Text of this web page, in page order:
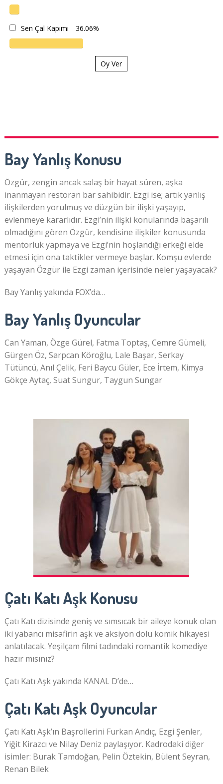
Sen Çal Kapımı 36.06%
Oy Ver
Bay Yanlış Konusu
Özgür, zengin ancak salaş bir hayat süren, aşka
inanmayan restoran bar sahibidir. Ezgi ise; artık yanlış
ilişkilerden yorulmuş ve düzgün bir ilişki yaşayıp,
evlenmeye kararlıdır. Ezgi’nin ilişki konularında başarılı
olmadığını gören Özgür, kendisine ilişkiler konusunda
mentorluk yapmaya ve Ezgi’nin hoşlandığı erkeği elde
etmesi için ona taktikler vermeye başlar. Komşu evlerde
yaşayan Özgür ile Ezgi zaman içerisinde neler yaşayacak?
Bay Yanlış yakında FOX’da…
Bay Yanlış Oyuncular
Can Yaman, Özge Gürel, Fatma Toptaş, Cemre Gümeli,
Gürgen Öz, Sarpcan Köroğlu, Lale Başar, Serkay
Tütüncü, Anıl Çelik, Feri Baycu Güler, Ece İrtem, Kimya
Gökçe Aytaç, Suat Sungur, Taygun Sungar
Çatı Katı Aşk Konusu
Çatı Katı dizisinde geniş ve sımsıcak bir aileye konuk olan
iki yabancı misafirin aşk ve aksiyon dolu komik hikayesi
anlatılacak. Yeşilçam filmi tadındaki romantik komediye
hazır mısınız?
Çatı Katı Aşk yakında KANAL D’de…
Çatı Katı Aşk Oyuncular
Çatı Katı Aşk’ın Başrollerini Furkan Andıç, Ezgi Şenler,
Yiğit Kirazcı ve Nilay Deniz paylaşıyor. Kadrodaki diğer
isimler: Burak Tamdoğan, Pelin Öztekin, Bülent Seyran,
Renan Bilek